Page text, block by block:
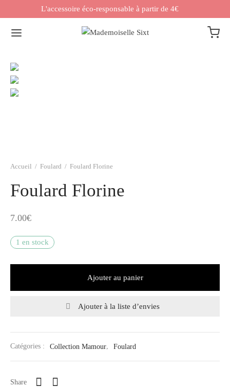
L'accessoire éco-responsable à partir de 4€
Accueil / Foulard / Foulard Florine
Foulard Florine
7.00€
1 en stock
Ajouter au panier
Ajouter à la liste d’envies
Catégories : Collection Mamour, Foulard
Share